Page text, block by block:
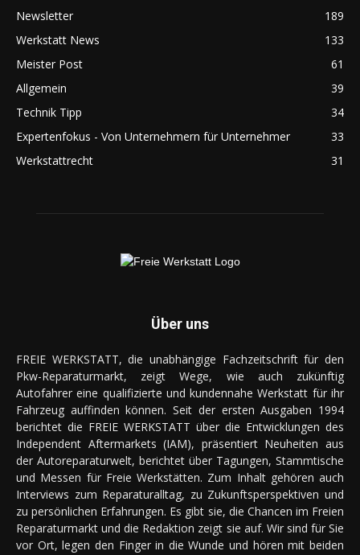
Newsletter
189
Werkstatt News
133
Meister Post
61
Allgemein
39
Technik Tipp
34
Expertenfokus - Von Unternehmern für Unternehmer
33
Werkstattrecht
31
Über uns
FREIE WERKSTATT, die unabhängige Fachzeitschrift für den
Pkw-Reparaturmarkt, zeigt Wege, wie auch zukünftig
Autofahrer eine qualifizierte und kundennahe Werkstatt für ihr
Fahrzeug auffinden können. Seit der ersten Ausgaben 1994
berichtet die FREIE WERKSTATT über die Entwicklungen des
Independent Aftermarkets (IAM), präsentiert Neuheiten aus
der Autoreparaturwelt, berichtet über Tagungen, Stammtische
und Messen für Freie Werkstätten. Zum Inhalt gehören auch
Interviews zum Reparaturalltag, zu Zukunftsperspektiven und
zu persönlichen Erfahrungen. Es gibt sie, die Chancen im Freien
Reparaturmarkt und die Redaktion zeigt sie auf. Wir sind für Sie
vor Ort, legen den Finger in die Wunde und hören mit beiden